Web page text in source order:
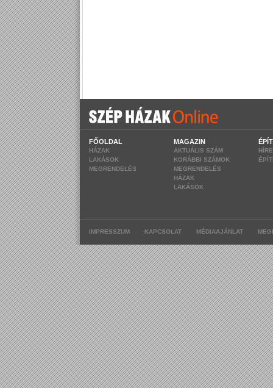
FŐOLDAL
HÁZAK
LAKÁSOK
MEGRENDELÉS
MAGAZIN
AKTUÁLIS SZÁM
KORÁBBI SZÁMOK
MEGRENDELÉS
HÁZAK
LAKÁSOK
IMPRESSZUM KAPCSOLAT MÉDIAAJÁNLAT